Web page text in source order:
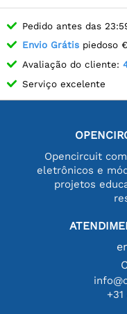
Pedido antes das
Envio Grátis piedoso
Avaliação do cliente:
Serviço excelente
Opencircuit
eletrônicos e
projetos